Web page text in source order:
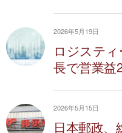
2026年5月19日
ロジステ
長で営業益
2026年5月15日
日本郵政